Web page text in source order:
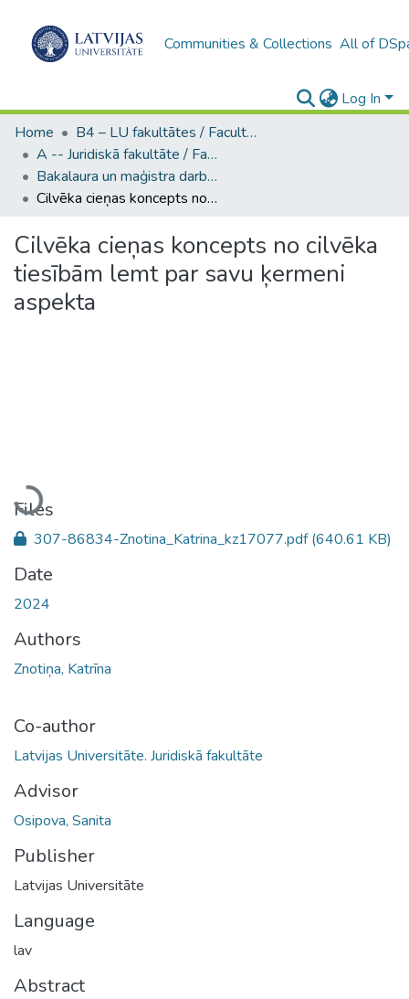
Communities & Collections All of
Log In
Home
B4 – LU fakultātes / Faculties of the UL
A -- Juridiskā fakultāte / Faculty of Law
Bakalaura un maģistra darbi (JF) / Bachelor's and Master's theses
Cilvēka cieņas koncepts no cilvēka tiesībām lemt par savu ķermeni aspekta
Cilvēka cieņas koncepts no cilvēka
tiesībām lemt par savu ķermeni
aspekta
Loading...
Files
307-86834-Znotina_Katrina_kz17077.pdf(640.61 KB)
Date
2024
Authors
Znotiņa, Katrīna
Co-author
Latvijas Universitāte. Juridiskā fakultāte
Advisor
Osipova, Sanita
Publisher
Latvijas Universitāte
Language
lav
Abstract